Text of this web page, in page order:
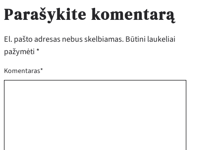
Parašykite komentarą
El. pašto adresas nebus skelbiamas. Būtini laukeliai
pažymėti *
Komentaras*